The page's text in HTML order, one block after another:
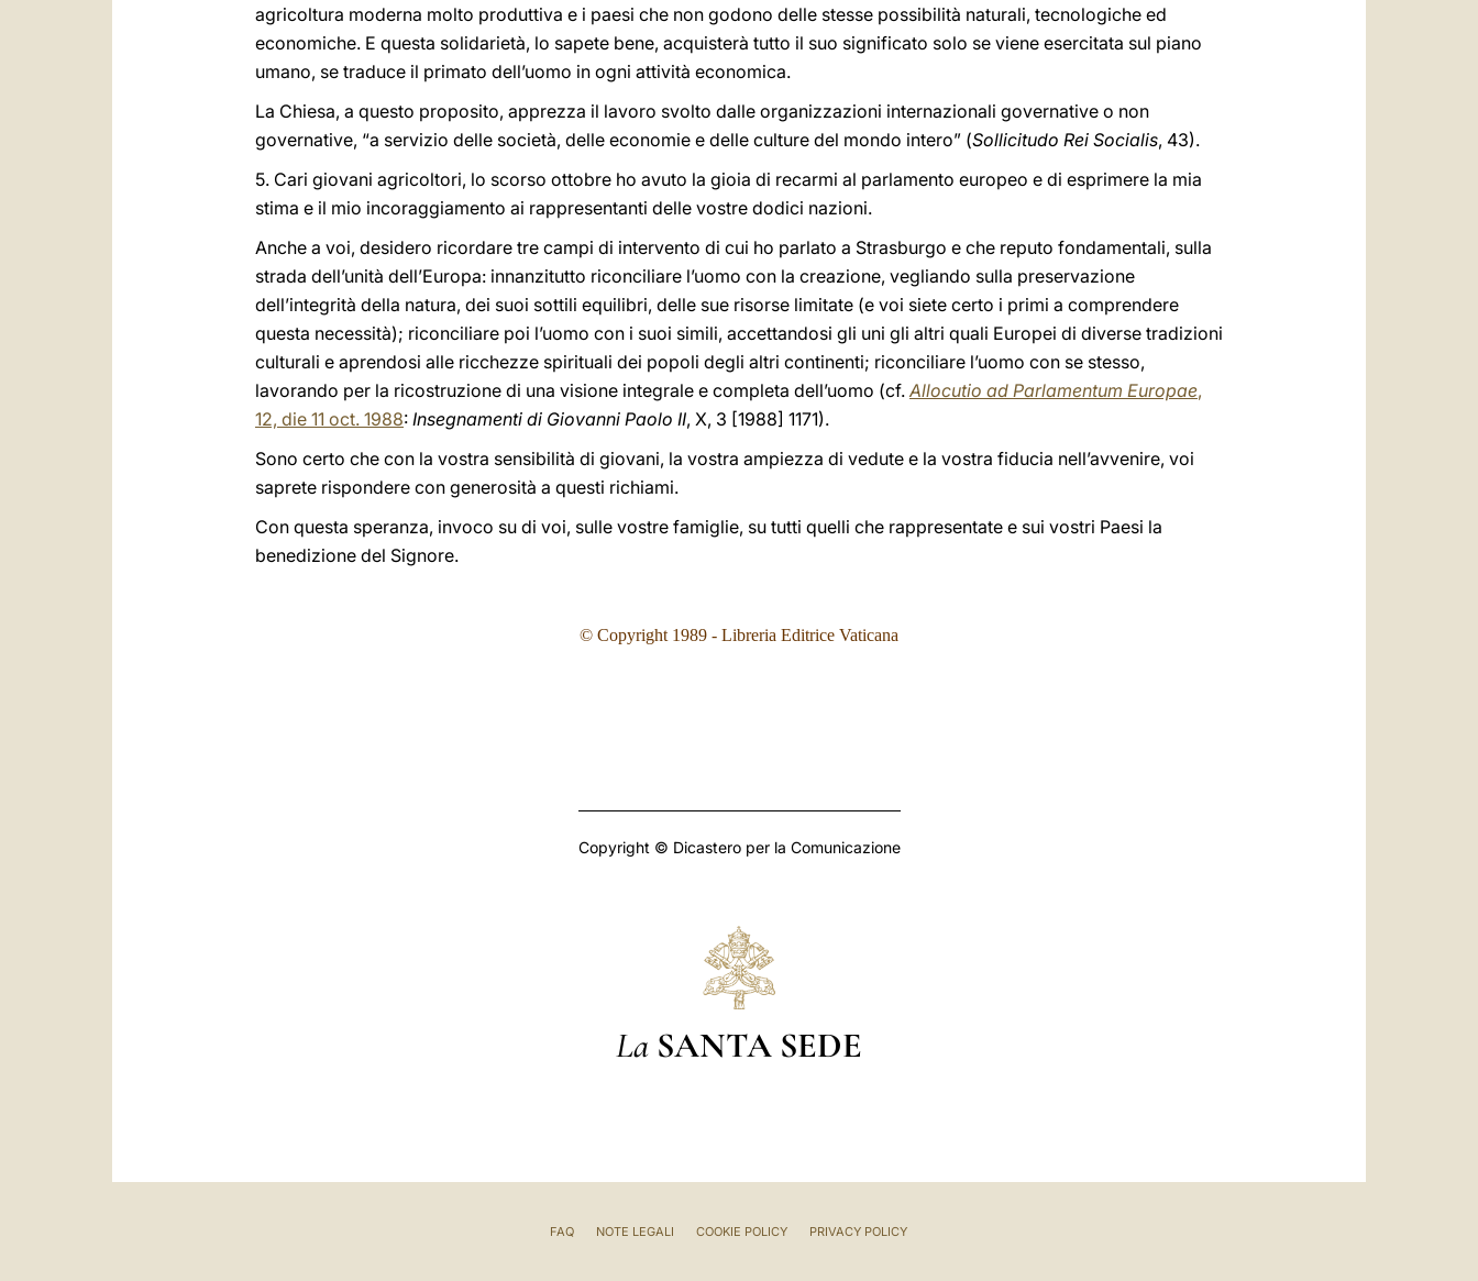
agricoltura moderna molto produttiva e i paesi che non godono delle stesse possibilità naturali, tecnologiche ed
economiche. E questa solidarietà, lo sapete bene, acquisterà tutto il suo significato solo se viene esercitata sul piano
umano, se traduce il primato dell’uomo in ogni attività economica.
La Chiesa, a questo proposito, apprezza il lavoro svolto dalle organizzazioni internazionali governative o non
governative, “a servizio delle società, delle economie e delle culture del mondo intero” (Sollicitudo Rei Socialis, 43).
5. Cari giovani agricoltori, lo scorso ottobre ho avuto la gioia di recarmi al parlamento europeo e di esprimere la mia
stima e il mio incoraggiamento ai rappresentanti delle vostre dodici nazioni.
Anche a voi, desidero ricordare tre campi di intervento di cui ho parlato a Strasburgo e che reputo fondamentali, sulla
strada dell’unità dell’Europa: innanzitutto riconciliare l’uomo con la creazione, vegliando sulla preservazione
dell’integrità della natura, dei suoi sottili equilibri, delle sue risorse limitate (e voi siete certo i primi a comprendere
questa necessità); riconciliare poi l’uomo con i suoi simili, accettandosi gli uni gli altri quali Europei di diverse tradizioni
culturali e aprendosi alle ricchezze spirituali dei popoli degli altri continenti; riconciliare l’uomo con se stesso,
lavorando per la ricostruzione di una visione integrale e completa dell’uomo (cf. Allocutio ad Parlamentum Europae,
12, die 11 oct. 1988: Insegnamenti di Giovanni Paolo II, X, 3 [1988] 1171).
Sono certo che con la vostra sensibilità di giovani, la vostra ampiezza di vedute e la vostra fiducia nell’avvenire, voi
saprete rispondere con generosità a questi richiami.
Con questa speranza, invoco su di voi, sulle vostre famiglie, su tutti quelli che rappresentate e sui vostri Paesi la
benedizione del Signore.
© Copyright 1989 - Libreria Editrice Vaticana
Copyright © Dicastero per la Comunicazione
La SANTA SEDE
FAQ NOTE LEGALI COOKIE POLICY PRIVACY POLICY